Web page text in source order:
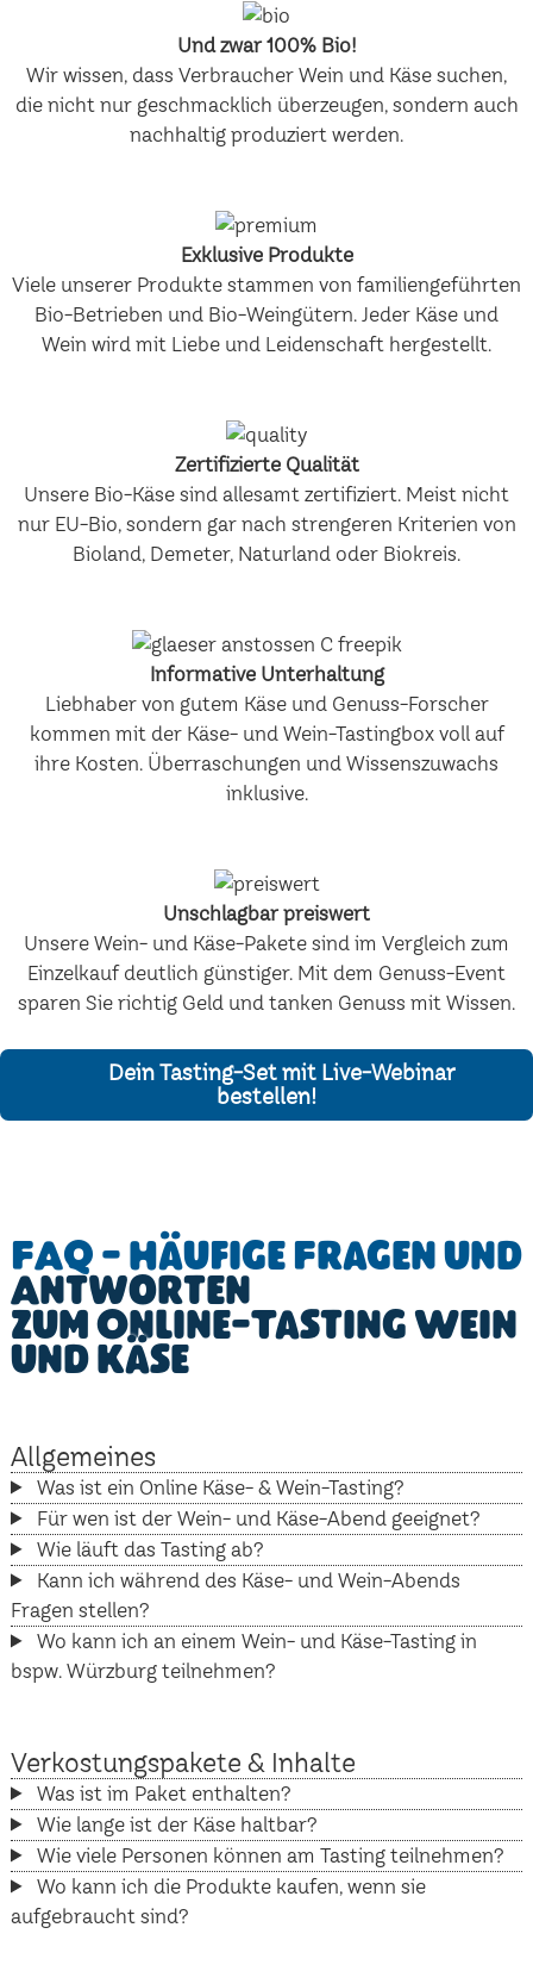
Und zwar 100% Bio!
Wir wissen, dass Verbraucher Wein und Käse suchen,
die nicht nur geschmacklich überzeugen, sondern auch
nachhaltig produziert werden.
Exklusive Produkte
Viele unserer Produkte stammen von familiengeführten
Bio-Betrieben und Bio-Weingütern. Jeder Käse und
Wein wird mit Liebe und Leidenschaft hergestellt.
Zertifizierte Qualität
Unsere Bio-Käse sind allesamt zertifiziert. Meist nicht
nur EU-Bio, sondern gar nach strengeren Kriterien von
Bioland, Demeter, Naturland oder Biokreis.
Informative Unterhaltung
Liebhaber von gutem Käse und Genuss-Forscher
kommen mit der Käse- und Wein-Tastingbox voll auf
ihre Kosten. Überraschungen und Wissenszuwachs
inklusive.
Unschlagbar preiswert
Unsere Wein- und Käse-Pakete sind im Vergleich zum
Einzelkauf deutlich günstiger. Mit dem Genuss-Event
sparen Sie richtig Geld und tanken Genuss mit Wissen.
Dein Tasting-Set mit Live-Webinar
bestellen!
FAQ - Häufige Fragen und
Antworten
zum Online-Tasting Wein
und Käse
Allgemeines
Was ist ein Online Käse- & Wein-Tasting?
Für wen ist der Wein- und Käse-Abend geeignet?
Wie läuft das Tasting ab?
Kann ich während des Käse- und Wein-Abends
Fragen stellen?
Wo kann ich an einem Wein- und Käse-Tasting in
bspw. Würzburg teilnehmen?
Verkostungspakete & Inhalte
Was ist im Paket enthalten?
Wie lange ist der Käse haltbar?
Wie viele Personen können am Tasting teilnehmen?
Wo kann ich die Produkte kaufen, wenn sie
aufgebraucht sind?